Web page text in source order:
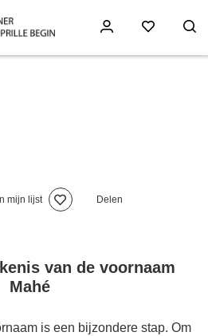
mijn lijst Delen
van de voornaam
Mahé
is een bijzondere stap. Om